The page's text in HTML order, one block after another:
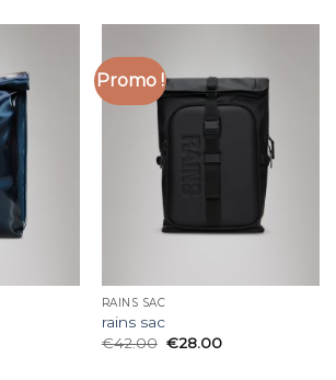
Promo !
RAINS SAC
rains sac
€42.00 €28.00